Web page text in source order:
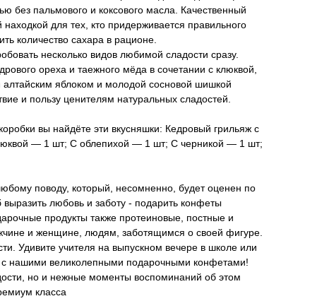
без пальмового и коксового масла. Качественный
для тех, кто придерживается правильного
количество сахара в рационе.
несколько видов любимой сладости сразу.
ореха и таежного мёда в сочетании с клюквой,
алтайским яблоком и молодой сосновой шишкой
и пользу ценителям натуральных сладостей.
вы найдёте эти вкусняшки: Кедровый грильяж с
— 1 шт; С облепихой — 1 шт; С черникой — 1 шт;
поводу, который, несомненно, будет оценен по
выразить любовь и заботу - подарить конфеты
продукты также протеиновые, постные и
и женщине, людям, заботящимся о своей фигуре.
Удивите учителя на выпускном вечере в школе или
с нашими великолепными подарочными конфетами!
но и нежные моменты воспоминаний об этом
класса